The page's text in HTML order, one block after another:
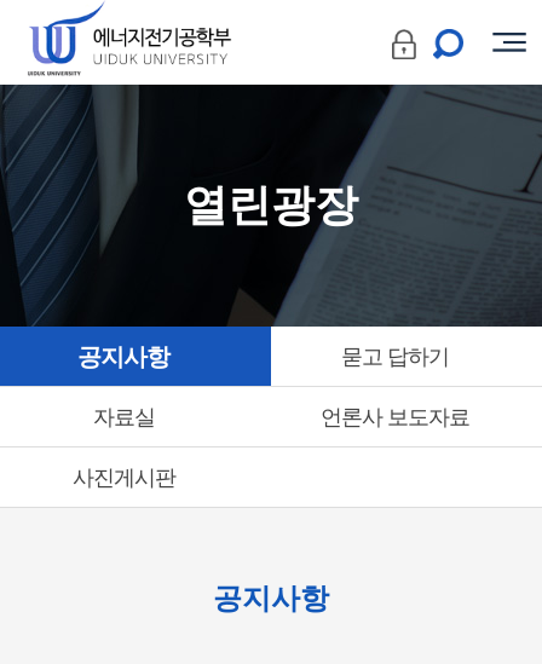
열린광장
공지사항 묻고 답하기
자료실 언론사 보도자료
사진게시판
공지사항